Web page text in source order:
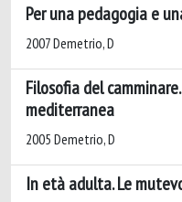
Per una pedagogia e
2007 Demetrio, D
Filosofia del
mediterranea
2005 Demetrio, D
In età adulta. Le